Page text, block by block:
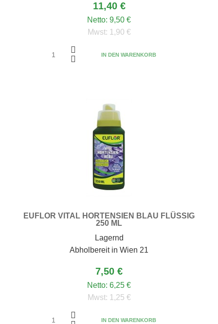
11,40 €
Netto: 9,50 €
Mwst: 1,90 €
IN DEN WARENKORB
EUFLOR VITAL HORTENSIEN BLAU FLÜSSIG
250 ML
Lagernd
Abholbereit in Wien 21
7,50 €
Netto: 6,25 €
Mwst: 1,25 €
IN DEN WARENKORB